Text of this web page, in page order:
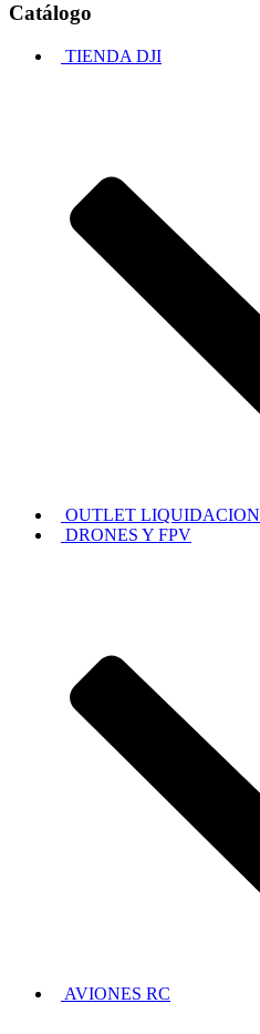
Catálogo
TIENDA DJI
OUTLET LIQUIDACION
DRONES Y FPV
AVIONES RC